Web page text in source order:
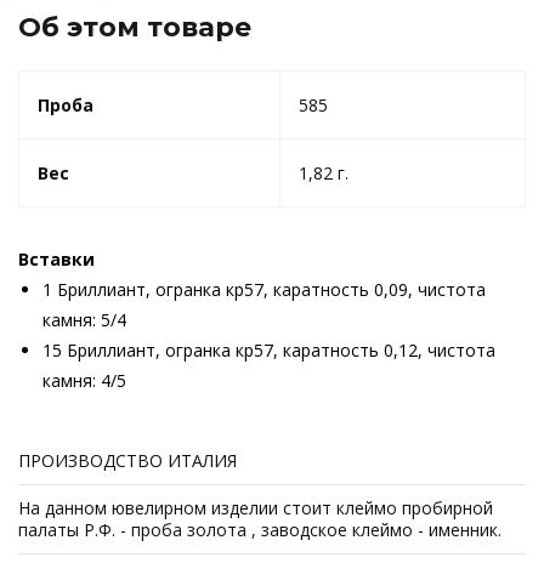
Об этом товаре
Проба 585
Вес 1,82 г.
Вставки
1 Бриллиант, огранка кр57, каратность 0,09, чистота
камня: 5/4
15 Бриллиант, огранка кр57, каратность 0,12, чистота
камня: 4/5
ПРОИЗВОДСТВО ИТАЛИЯ
На данном ювелирном изделии стоит клеймо пробирной
палаты Р.Ф. - проба золота , заводское клеймо - именник.